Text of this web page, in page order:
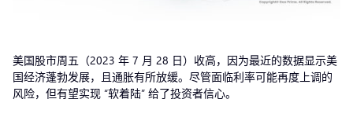
美国股市周五（2023 年 7 月 28 日）收高，因为最近的数据显示美
国经济蓬勃发展，且通胀有所放缓。尽管面临利率可能再度上调的
风险，但有望实现 “软着陆” 给了投资者信心。